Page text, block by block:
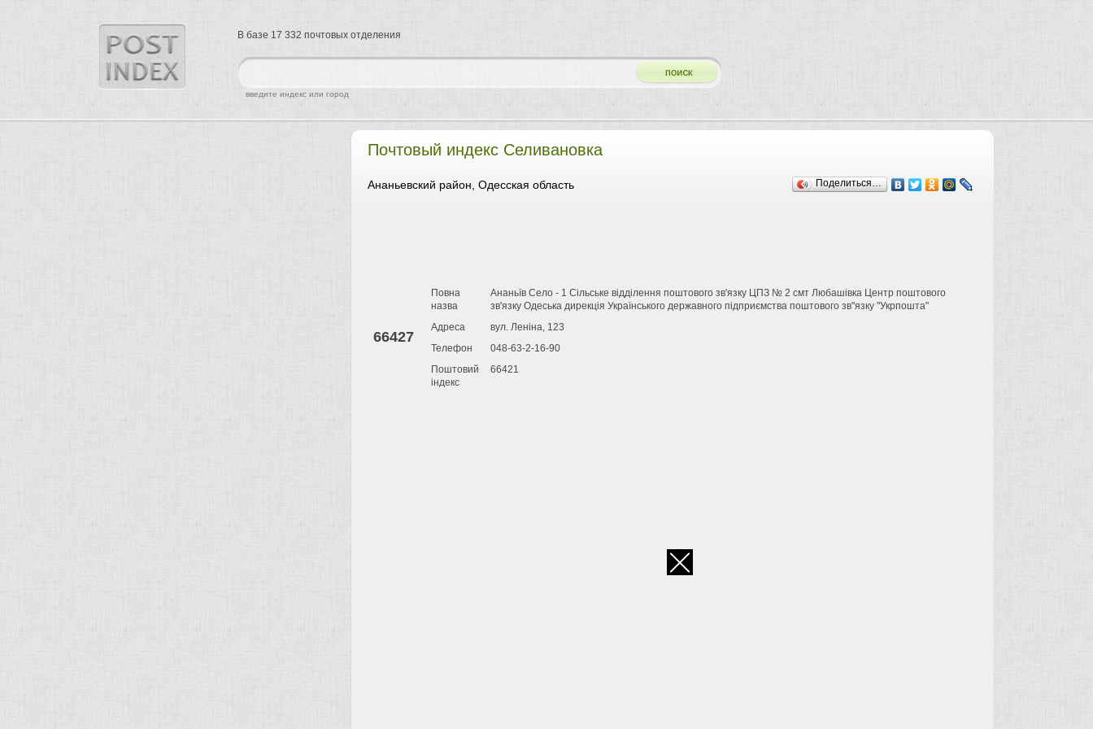
Почтовый индекс Селивановка
Поделиться…
Ананьевский район, Одесская область
66427
Повна
назва
Ананьїв Село - 1 Сільське відділення поштового зв'язку ЦПЗ № 2 смт Любашівка Центр поштового
зв'язку Одеська дирекція Українського державного підприємства поштового зв"язку "Укрпошта"
Адреса
вул. Леніна, 123
Телефон
048-63-2-16-90
Поштовий
індекс
66421
найти
введите индекс или город
В базе 17 332 почтовых отделения